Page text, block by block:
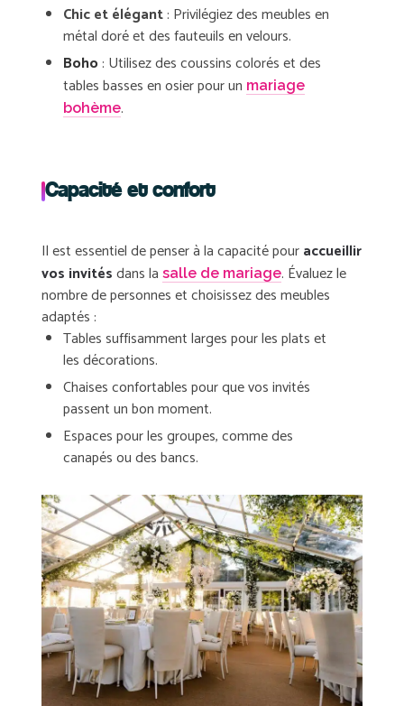
Chic et élégant: Privilégiez des meubles en
métal doré et des fauteuils en velours.
Boho : Utilisez des coussins colorés et des
tables basses en osier pour un mariage
bohème.
Capacité et confort
Il est essentiel de penser à lacapacitépouraccueillir
vos invitésdans la salle de mariage. Évaluez le
nombre de personnes et choisissez des meubles
adaptés :
Tables suffisamment larges pour les plats et
les décorations.
Chaises confortables pour que vos invités
passent un bon moment.
Espaces pour les groupes, comme des
canapés ou des bancs.